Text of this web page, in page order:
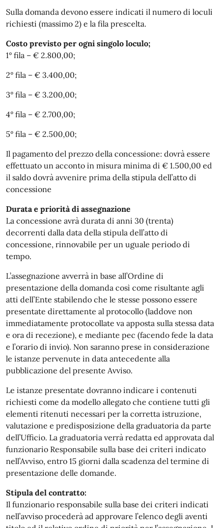
Sulla domanda devono essere indicati il numero di loculi
richiesti (massimo 2) e la fila prescelta.
Costo previsto per ogni singolo loculo;
1° fila – € 2.800,00;
2° fila – € 3.400,00;
3° fila – € 3.200,00;
4° fila – € 2.700,00;
5° fila – € 2.500,00;
Il pagamento del prezzo della concessione: dovrà essere
effettuato un acconto in misura minima di € 1.500,00 ed
il saldo dovrà avvenire prima della stipula dell’atto di
concessione
Durata e priorità di assegnazione
La concessione avrà durata di anni 30 (trenta)
decorrenti dalla data della stipula dell’atto di
concessione, rinnovabile per un uguale periodo di
tempo.
L’assegnazione avverrà in base all’Ordine di
presentazione della domanda così come risultante agli
atti dell’Ente stabilendo che le stesse possono essere
presentate direttamente al protocollo (laddove non
immediatamente protocollate va apposta sulla stessa data
e ora di recezione), e mediante pec (facendo fede la data
e l’orario di invio). Non saranno prese in considerazione
le istanze pervenute in data antecedente alla
pubblicazione del presente Avviso.
Le istanze presentate dovranno indicare i contenuti
richiesti come da modello allegato che contiene tutti gli
elementi ritenuti necessari per la corretta istruzione,
valutazione e predisposizione della graduatoria da parte
dell’Ufficio. La graduatoria verrà redatta ed approvata dal
funzionario Responsabile sulla base dei criteri indicato
nell’Avviso, entro 15 giorni dalla scadenza del termine di
presentazione delle domande.
Stipula del contratto:
Il funzionario responsabile sulla base dei criteri indicati
nell’avviso procederà ad approvare l’elenco degli aventi